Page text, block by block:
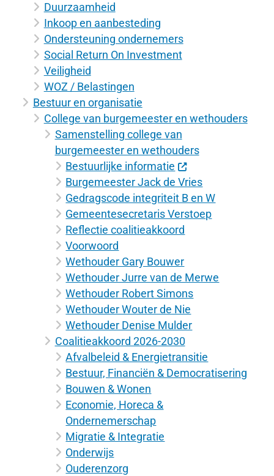
Duurzaamheid
Inkoop en aanbesteding
Ondersteuning ondernemers
Social Return On Investment
Veiligheid
WOZ / Belastingen
Bestuur en organisatie
College van burgemeester en wethouders
Samenstelling college van
burgemeester en wethouders
Bestuurlijke informatie
Burgemeester Jack de Vries
Gedragscode integriteit B en W
Gemeentesecretaris Verstoep
Reflectie coalitieakkoord
Voorwoord
Wethouder Gary Bouwer
Wethouder Jurre van de Merwe
Wethouder Robert Simons
Wethouder Wouter de Nie
Wethouder Denise Mulder
Coalitieakkoord 2026-2030
Afvalbeleid & Energietransitie
Bestuur, Financiën & Democratisering
Bouwen & Wonen
Economie, Horeca &
Ondernemerschap
Migratie & Integratie
Onderwijs
Ouderenzorg